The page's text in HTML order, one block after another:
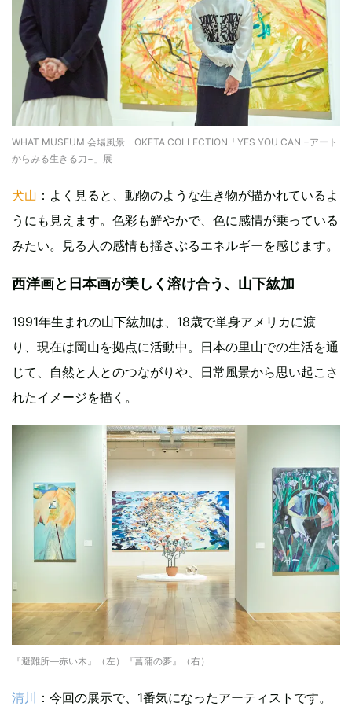
WHAT MUSEUM 会場風景 OKETA COLLECTION「YES YOU CAN −アート
からみる生きる力−」展
犬山 ：よく見ると、動物のような生き物が描かれているよ
うにも見えます。色彩も鮮やかで、色に感情が乗っている
みたい。見る人の感情も揺さぶるエネルギーを感じます。
西洋画と日本画が美しく溶け合う、山下紘加
1991年生まれの山下紘加は、18歳で単身アメリカに渡
り、現在は岡山を拠点に活動中。日本の里山での生活を通
じて、自然と人とのつながりや、日常風景から思い起こさ
れたイメージを描く。
『避難所―赤い木』（左）『菖蒲の夢』（右）
清川
：今回の展示で、1番気になったアーティストです。